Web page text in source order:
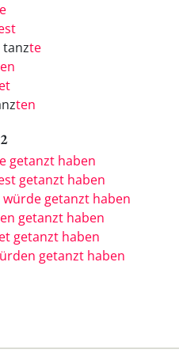
te
ten
getanzt haben
getanzt haben
würde getanzt haben
getanzt haben
getanzt haben
getanzt haben